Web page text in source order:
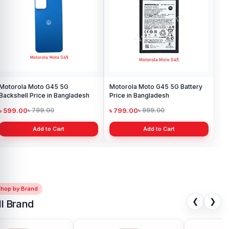
Moto G45 5G
Price in Bangladesh
599.00৳ 799.00
Add to Cart
Motorola Moto G45 5G Battery
Price in Bangladesh
৳ 799.00৳ 999.00
Add to Cart
by Brand
Brand ❮ ❯